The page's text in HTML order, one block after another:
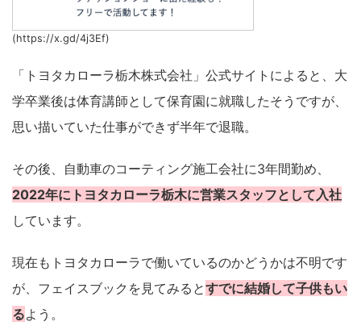
(https://x.gd/4j3Ef)
「トヨタカローラ栃木株式会社」公式サイトによると、大
学卒業後は体育講師として保育園に就職したそうですが、
思い描いていた仕事ができず半年で退職。
その後、自動車のコーティング施工会社に3年間勤め、
2022年にトヨタカローラ栃木に営業スタッフとして入社
しています。
現在もトヨタカローラで働いているのかどうかは不明です
が、フェイスブックを見てみるとすでに結婚して子供もい
るよう。